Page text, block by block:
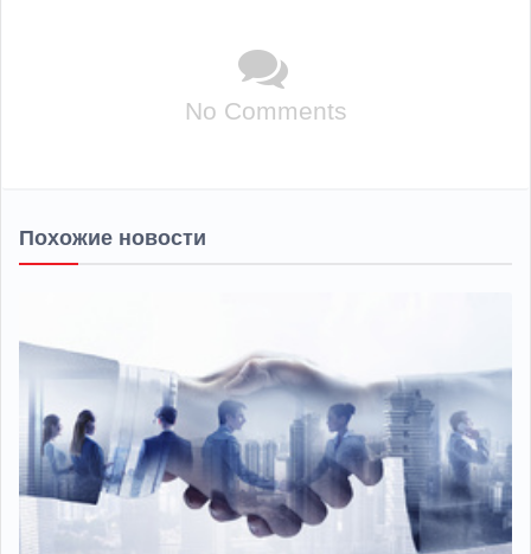
No Comments
Похожие новости